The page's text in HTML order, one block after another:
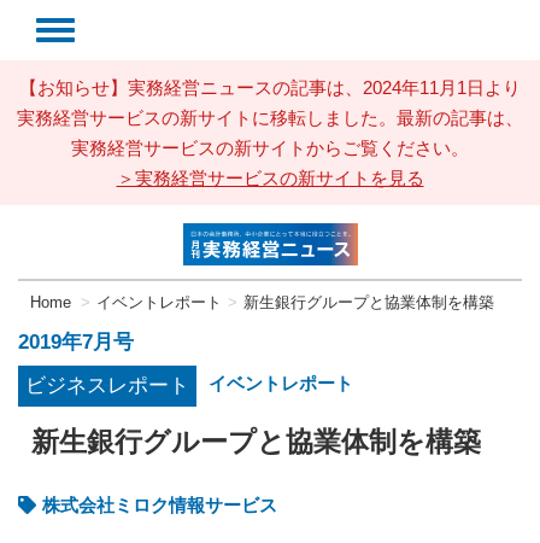
【お知らせ】実務経営ニュースの記事は、2024年11月1日より
実務経営サービスの新サイトに移転しました。最新の記事は、
実務経営サービスの新サイトからご覧ください。
＞実務経営サービスの新サイトを見る
Home イベントレポート 新生銀行グループと協業体制を構築
2019年7月号
ビジネスレポート
イベントレポート
新生銀行グループと協業体制を構築
株式会社ミロク情報サービス